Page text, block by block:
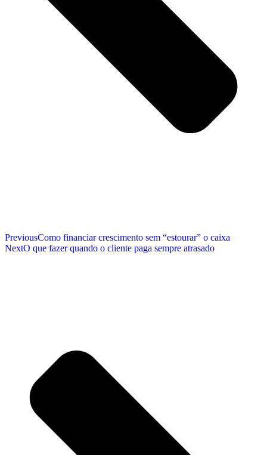
PreviousComo financiar crescimento sem “estourar” o caixa
NextO que fazer quando o cliente paga sempre atrasado